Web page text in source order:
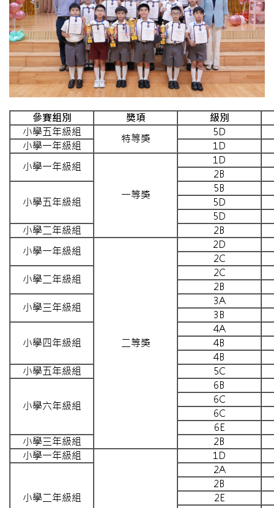
參賽組別 獎項 級別
小學五年級組
特等獎
5D
小學一年級組
1D
小學一年級組
一等獎
1D
2B
小學五年級組
5B
5D
5D
小學二年級組
2B
小學一年級組
二等獎
2D
2C
小學二年級組
2C
2B
小學三年級組
3A
3B
小學四年級組
4A
4B
4B
小學五年級組
5C
小學六年級組
6B
6C
6C
6E
小學三年級組
2B
小學一年級組
1D
小學二年級組
2A
2B
2E